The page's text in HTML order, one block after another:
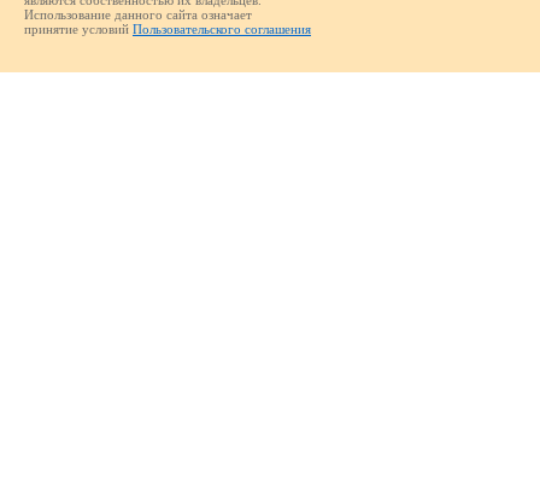
Использование данного сайта означает
принятие условий Пользовательского соглашения